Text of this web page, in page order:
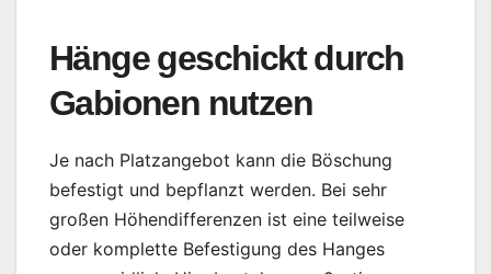
Hänge geschickt durch
Gabionen nutzen
Je nach Platzangebot kann die Böschung
befestigt und bepflanzt werden. Bei sehr
großen Höhendifferenzen ist eine teilweise
oder komplette Befestigung des Hanges